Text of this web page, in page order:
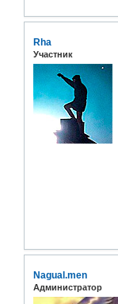
Rha
Участник
Nagual.men
Администратор